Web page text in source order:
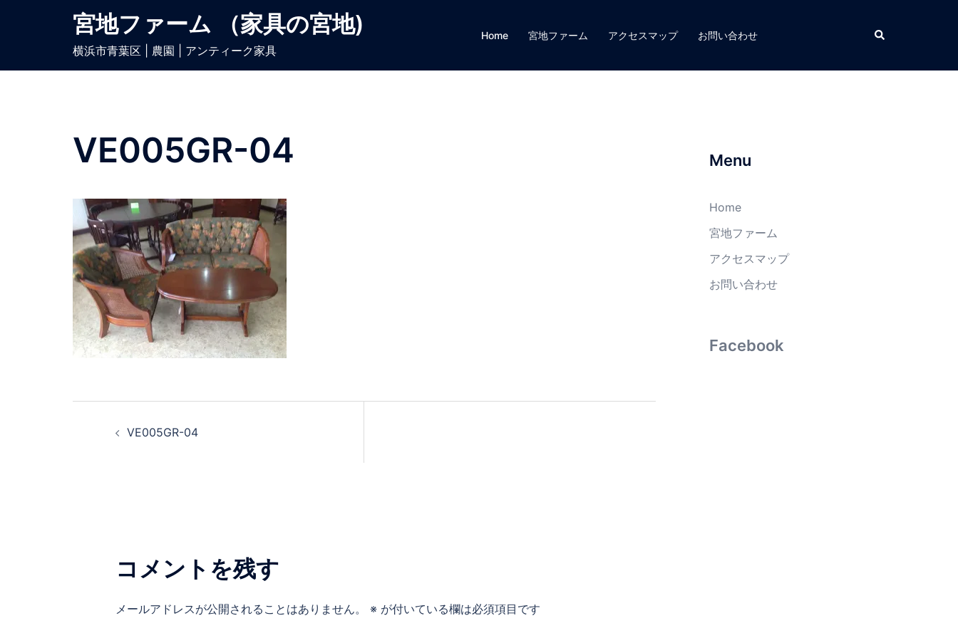
宮地ファーム （家具の宮地)
横浜市青葉区 | 農園 | アンティーク家具
Home 宮地ファーム アクセスマップ お問い合わせ
VE005GR-04
VE005GR-04
コメントを残す
メールアドレスが公開されることはありません。 ※ が付いている欄は必須項目です
Menu
Home
宮地ファーム
アクセスマップ
お問い合わせ
Facebook